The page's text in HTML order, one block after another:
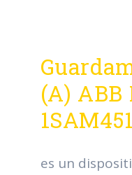
(A) ABB
es un